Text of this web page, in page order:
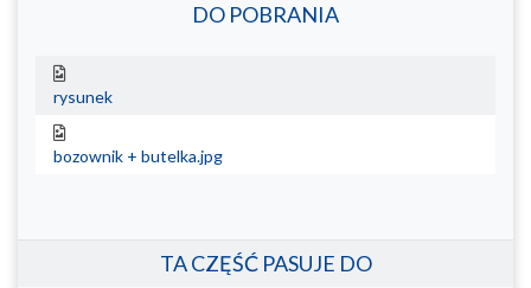
DO POBRANIA
rysunek
bozownik + butelka.jpg
TA CZĘŚĆ PASUJE DO